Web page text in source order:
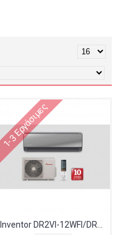
1-3 Εργάσιμες